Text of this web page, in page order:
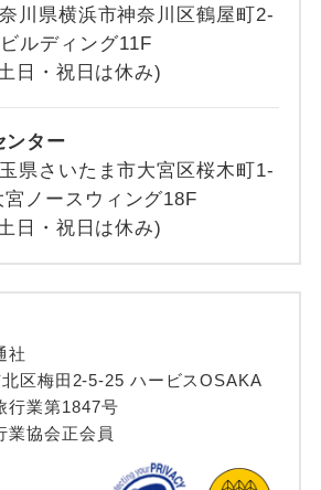
川県横浜市神奈川区鶴屋町2-
ルディング11F
日・祝日は休み)
ンター
県さいたま市大宮区桜木町1-
ノースウィング18F
日・祝日は休み)
社
区梅田2-5-25 ハービスOSAKA
行業第1847号
業協会正会員